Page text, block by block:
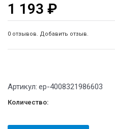
1 193 ₽
0 отзывов. Добавить отзыв.
Артикул: ep-4008321986603
Количество: